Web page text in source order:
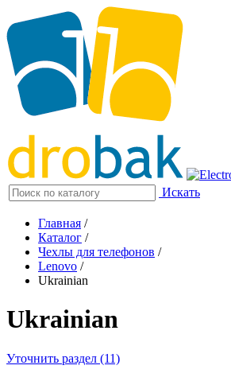
Искать
Главная /
Каталог /
Чехлы для телефонов /
Lenovo /
Ukrainian
Ukrainian
Уточнить раздел (11)